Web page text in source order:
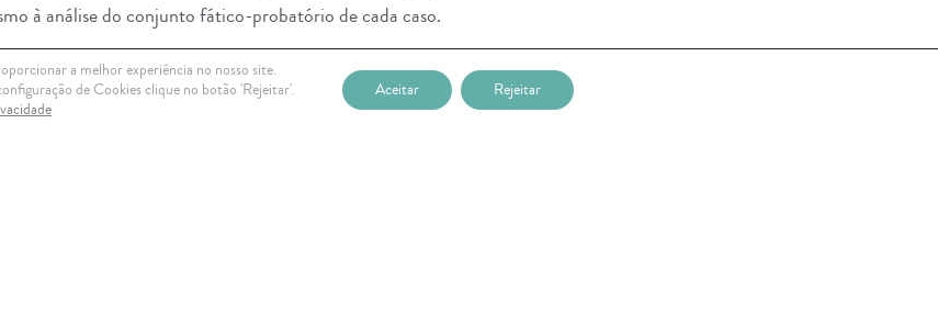
à análise do conjunto fático-probatório de cada caso.
sobre a licitude ou ilicitude da pejotização, mas apenas o destravamento
não fixa a tese vinculante sobre o tema.
a melhor experiência no nosso site.
de Cookies clique no botão 'Rejeitar'.
Aceitar Rejeitar